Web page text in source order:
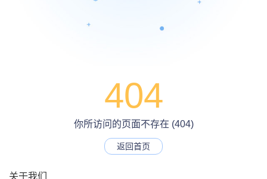
404
你所访问的页面不存在 (404)
返回首页
关于我们